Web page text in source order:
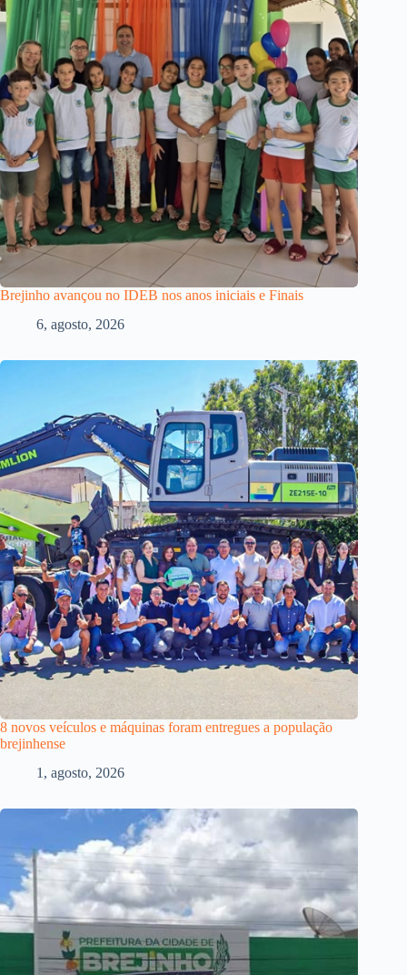
Brejinho avançou no IDEB nos anos iniciais e Finais
6, agosto, 2026
8 novos veículos e máquinas foram entregues a população
brejinhense
1, agosto, 2026